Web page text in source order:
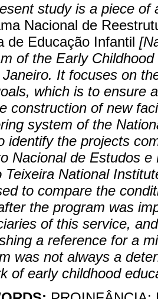
study is a piece
Nacional de
de Educação Infantil
of the Early
Janeiro. It focuses on
which is to ensure
construction of new
system of the
identify the projects
Nacional de Estudos
Teixeira National
to compare the
the program was
of this service,
a reference for a
was not always a
of early childhood